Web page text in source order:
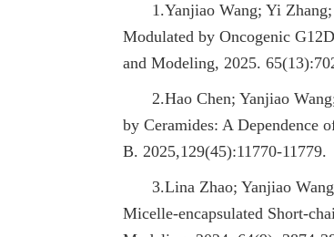
1.Yanjiao Wang; Yi
Modulated by Oncogenic
and Modeling, 2025.
2.Hao Chen; Yanjiao
by Ceramides: A Dependence
B. 2025,129(45):11770-11779.
3.Lina Zhao; Yanjiao
Micelle-encapsulated Short-